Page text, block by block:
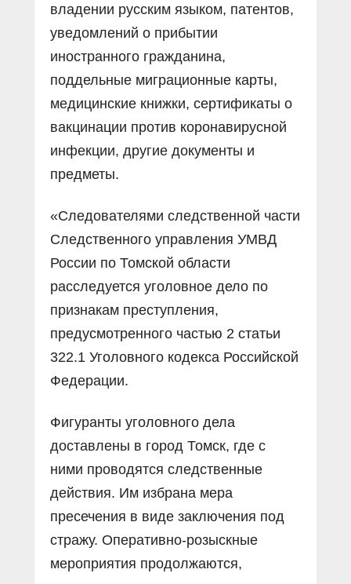
владении русским языком, патентов,
уведомлений о прибытии
иностранного гражданина,
поддельные миграционные карты,
медицинские книжки, сертификаты о
вакцинации против коронавирусной
инфекции, другие документы и
предметы.
«Следователями следственной части
Следственного управления УМВД
России по Томской области
расследуется уголовное дело по
признакам преступления,
предусмотренного частью 2 статьи
322.1 Уголовного кодекса Российской
Федерации.
Фигуранты уголовного дела
доставлены в город Томск, где с
ними проводятся следственные
действия. Им избрана мера
пресечения в виде заключения под
стражу. Оперативно-розыскные
мероприятия продолжаются,